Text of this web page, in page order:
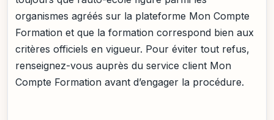
organismes agréés sur la plateforme Mon Compte
Formation et que la formation correspond bien aux
critères officiels en vigueur. Pour éviter tout refus,
renseignez-vous auprès du service client Mon
Compte Formation avant d’engager la procédure.